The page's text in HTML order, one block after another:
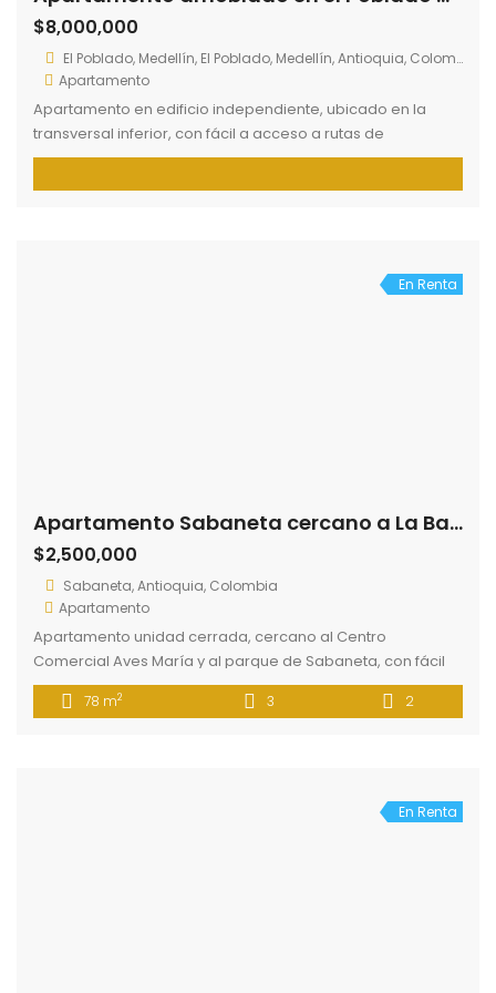
$8,000,000
El Poblado, Medellín, El Poblado, Medellín, Antioquia, Colombia
Apartamento
Apartamento en edificio independiente, ubicado en la
transversal inferior, con fácil a acceso a rutas de
transporte, supermercados, restaurantes. El inmueble se
En Renta
Apartamento Sabaneta cercano a La Barquereña
$2,500,000
Sabaneta, Antioquia, Colombia
Apartamento
Apartamento unidad cerrada, cercano al Centro
Comercial Aves María y al parque de Sabaneta, con fácil
acceso a rutas de transporte, supermercados y
restaurantes. La unidad cuenta con cancha de futbol,
78 m2 3 2
En Renta